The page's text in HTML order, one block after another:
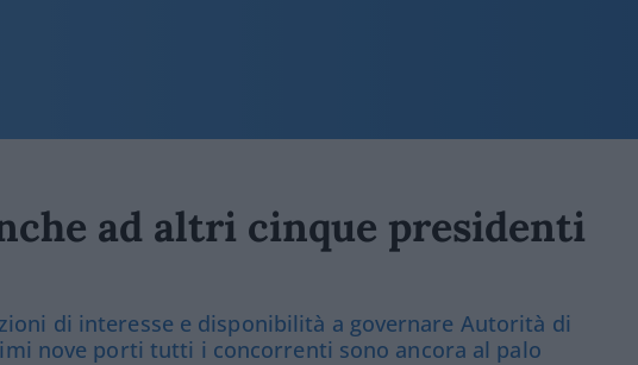
ad altri cinque presidenti
di interesse e disponibilità a governare Autorità di
nove porti tutti i concorrenti sono ancora al palo